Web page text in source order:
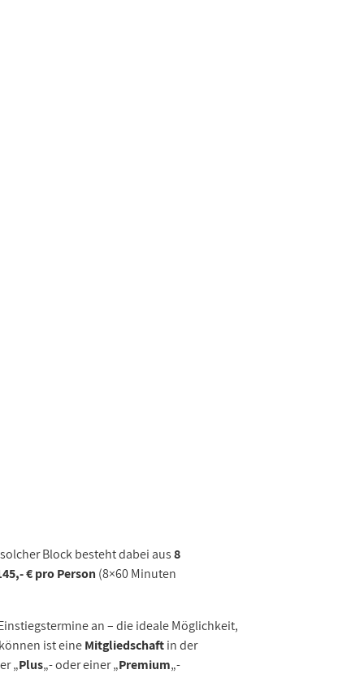
Block besteht dabei aus8
€ pro Person (8×60 Minuten
an – die ideale Möglichkeit,
ist eineMitgliedschaftin der
„Plus„- oder einer „Premium„-